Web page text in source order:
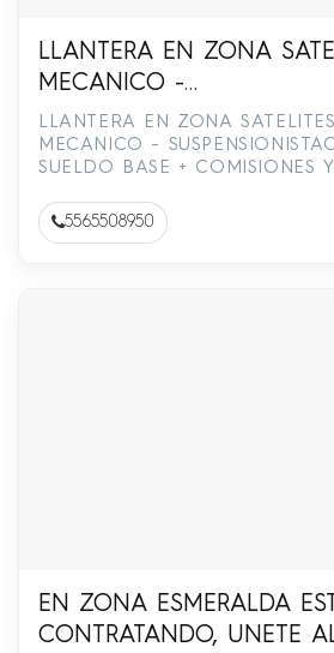
LLANTERA EN ZONA
MECANICO -
BASE + COMISIONES Y
DE LEY,ESTAMOS A
S CLUB
8950 / 55-6550-8949
LLANTERA EN ZONA
MECANICO -
SUELDO BASE + COMISIONES
SATELITE.I…
5565508950
EN ZONA ESMERALDA
CONTRATANDO, UNETE